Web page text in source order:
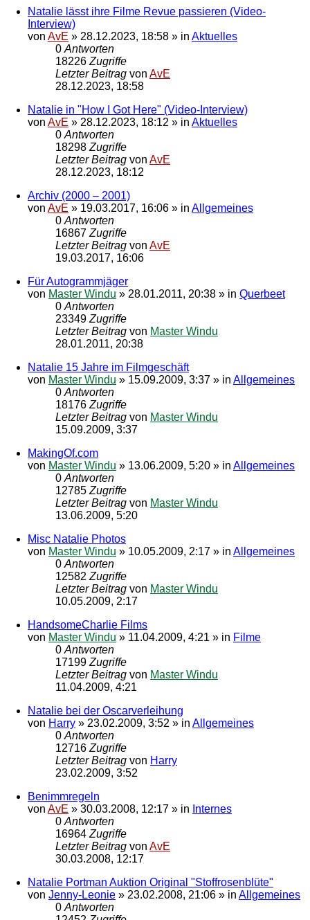
Natalie lässt ihre Filme Revue passieren (Video-
Interview)
von AvE » 28.12.2023, 18:58 » in Aktuelles
0 Antworten
18226 Zugriffe
Letzter Beitrag von AvE
28.12.2023, 18:58
Natalie in "How I Got Here" (Video-Interview)
von AvE » 28.12.2023, 18:12 » in Aktuelles
0 Antworten
18298 Zugriffe
Letzter Beitrag von AvE
28.12.2023, 18:12
Archiv (2000 – 2001)
von AvE » 19.03.2017, 16:06 » in Allgemeines
0 Antworten
16867 Zugriffe
Letzter Beitrag von AvE
19.03.2017, 16:06
Für Autogrammjäger
von Master Windu » 28.01.2011, 20:38 » in Querbeet
0 Antworten
23349 Zugriffe
Letzter Beitrag von Master Windu
28.01.2011, 20:38
Natalie 15 Jahre im Filmgeschäft
von Master Windu » 15.09.2009, 3:37 » in Allgemeines
0 Antworten
18176 Zugriffe
Letzter Beitrag von Master Windu
15.09.2009, 3:37
MakingOf.com
von Master Windu » 13.06.2009, 5:20 » in Allgemeines
0 Antworten
12785 Zugriffe
Letzter Beitrag von Master Windu
13.06.2009, 5:20
Misc Natalie Photos
von Master Windu » 10.05.2009, 2:17 » in Allgemeines
0 Antworten
12582 Zugriffe
Letzter Beitrag von Master Windu
10.05.2009, 2:17
HandsomeCharlie Films
von Master Windu » 11.04.2009, 4:21 » in Filme
0 Antworten
17199 Zugriffe
Letzter Beitrag von Master Windu
11.04.2009, 4:21
Natalie bei der Oscarverleihung
von Harry » 23.02.2009, 3:52 » in Allgemeines
0 Antworten
12716 Zugriffe
Letzter Beitrag von Harry
23.02.2009, 3:52
Benimmregeln
von AvE » 30.03.2008, 12:17 » in Internes
0 Antworten
16964 Zugriffe
Letzter Beitrag von AvE
30.03.2008, 12:17
Natalie Portman Auktion Original "Stoffrosenblüte"
von Jenny-Leonie » 23.02.2008, 21:06 » in Allgemeines
0 Antworten